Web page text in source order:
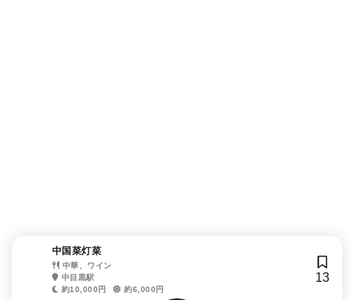
中国菜灯菜
中華、ワイン
中目黒駅
約10,000円
約6,000円
13